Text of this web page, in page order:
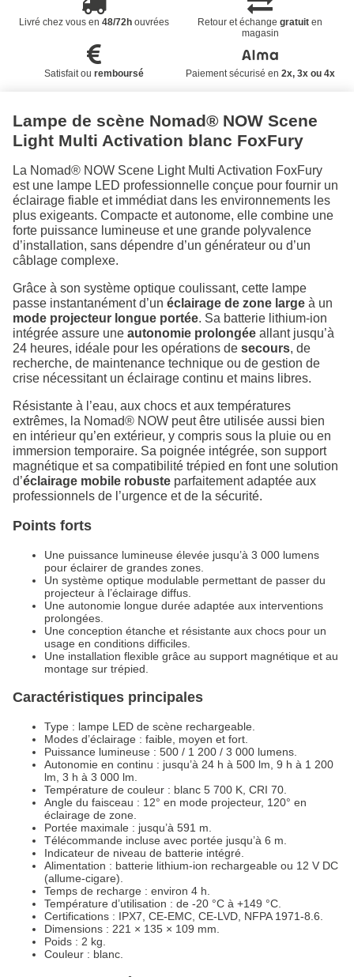
Livré chez vous en 48/72houvrées Retour et échangegratuit en
magasin
Satisfait ou remboursé Paiement sécurisé en 2x, 3x ou 4x
Lampe de scène Nomad® NOW Scene
Light Multi Activation blanc FoxFury
La Nomad® NOW Scene Light Multi Activation FoxFury
est une lampe LED professionnelle conçue pour fournir un
éclairage fiable et immédiat dans les environnements les
plus exigeants. Compacte et autonome, elle combine une
forte puissance lumineuse et une grande polyvalence
d’installation, sans dépendre d’un générateur ou d’un
câblage complexe.
Grâce à son système optique coulissant, cette lampe
passe instantanément d’un éclairage de zone large à un
mode projecteur longue portée. Sa batterie lithium-ion
intégrée assure une autonomie prolongée allant jusqu’à
24 heures, idéale pour les opérations de secours, de
recherche, de maintenance technique ou de gestion de
crise nécessitant un éclairage continu et mains libres.
Résistante à l’eau, aux chocs et aux températures
extrêmes, la Nomad® NOW peut être utilisée aussi bien
en intérieur qu’en extérieur, y compris sous la pluie ou en
immersion temporaire. Sa poignée intégrée, son support
magnétique et sa compatibilité trépied en font une solution
d’éclairage mobile robuste parfaitement adaptée aux
professionnels de l’urgence et de la sécurité.
Points forts
Une puissance lumineuse élevée jusqu’à 3 000 lumens
pour éclairer de grandes zones.
Un système optique modulable permettant de passer du
projecteur à l’éclairage diffus.
Une autonomie longue durée adaptée aux interventions
prolongées.
Une conception étanche et résistante aux chocs pour un
usage en conditions difficiles.
Une installation flexible grâce au support magnétique et au
montage sur trépied.
Caractéristiques principales
Type : lampe LED de scène rechargeable.
Modes d’éclairage : faible, moyen et fort.
Puissance lumineuse : 500 / 1 200 / 3 000 lumens.
Autonomie en continu : jusqu’à 24 h à 500 lm, 9 h à 1 200
lm, 3 h à 3 000 lm.
Température de couleur : blanc 5 700 K, CRI 70.
Angle du faisceau : 12° en mode projecteur, 120° en
éclairage de zone.
Portée maximale : jusqu’à 591 m.
Télécommande incluse avec portée jusqu’à 6 m.
Indicateur de niveau de batterie intégré.
Alimentation : batterie lithium-ion rechargeable ou 12 V DC
(allume-cigare).
Temps de recharge : environ 4 h.
Température d’utilisation : de -20 °C à +149 °C.
Certifications : IPX7, CE-EMC, CE-LVD, NFPA 1971-8.6.
Dimensions : 221 × 135 × 109 mm.
Poids : 2 kg.
Couleur : blanc.